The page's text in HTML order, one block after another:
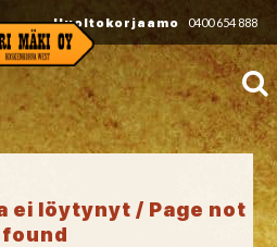
Huoltokorjaamo 0400 654 888
ei löytynyt / Page not
found